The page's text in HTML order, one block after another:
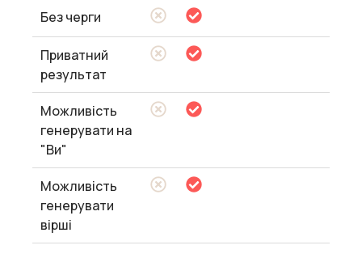
Без черги
Приватний
результат
Можливість
генерувати на
"Ви"
Можливість
генерувати
вірші